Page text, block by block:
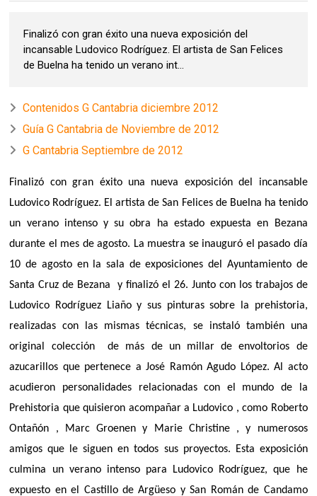
Finalizó con gran éxito una nueva exposición del
incansable Ludovico Rodríguez. El artista de San Felices
de Buelna ha tenido un verano int...
Contenidos G Cantabria diciembre 2012
Guía G Cantabria de Noviembre de 2012
G Cantabria Septiembre de 2012
Finalizó con gran éxito una nueva exposición del incansable
Ludovico Rodríguez. El artista de San Felices de Buelna ha tenido
un verano intenso y su obra ha estado expuesta en Bezana
durante el mes de agosto. La muestra se inauguró el pasado día
10 de agosto en la sala de exposiciones del Ayuntamiento de
Santa Cruz de Bezana
y finalizó el 26. Junto con los trabajos de
Ludovico Rodríguez Liaño y sus pinturas sobre la prehistoria,
realizadas con las mismas técnicas, se instaló también una
original colección
de más de un millar de envoltorios de
azucarillos que pertenece a José Ramón Agudo López. Al acto
acudieron personalidades relacionadas con el mundo de la
Prehistoria que quisieron acompañar a Ludovico , como Roberto
Ontañón , Marc Groenen y Marie Christine , y numerosos
amigos que le siguen en todos sus proyectos. Esta exposición
culmina un verano intenso para Ludovico Rodríguez, que he
expuesto en el Castillo de Argüeso y San Román de Candamo